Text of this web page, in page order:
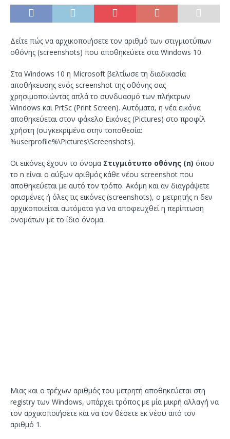
Δείτε πώς να αρχικοποιήσετε τον αριθμό των στιγμιοτύπων
οθόνης (screenshots) που αποθηκεύετε στα Windows 10.
Στα Windows 10 η Microsoft βελτίωσε τη διαδικασία
αποθήκευσης ενός screenshot της οθόνης σας
χρησιμοποιώντας απλά το συνδυασμό των πλήκτρων
Windows και PrtSc (Print Screen). Αυτόματα, η νέα εικόνα
αποθηκεύεται στον φάκελο Εικόνες (Pictures) στο προφίλ
χρήστη (συγκεκριμένα στην τοποθεσία:
%userprofile%\Pictures\Screenshots).
Οι εικόνες έχουν το όνομα Στιγμιότυπο οθόνης (n) όπου
το n είναι ο αύξων αριθμός κάθε νέου screenshot που
αποθηκεύεται με αυτό τον τρόπο. Ακόμη και αν διαγράψετε
ορισμένες ή όλες τις εικόνες (screenshots), ο μετρητής n δεν
αρχικοποιείται αυτόματα για να αποφευχθεί η περίπτωση
ονομάτων με το ίδιο όνομα.
Μιας και ο τρέχων αριθμός του μετρητή αποθηκεύεται στη
registry των Windows, υπάρχει τρόπος με μία μικρή αλλαγή να
τον αρχικοποιήσετε και να τον θέσετε εκ νέου από τον
αριθμό 1.